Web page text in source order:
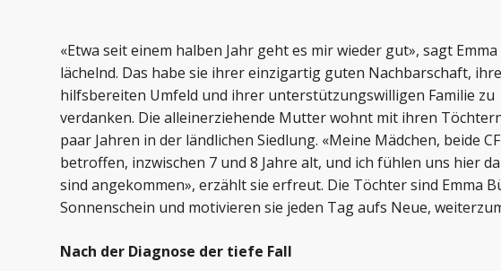
«Etwa seit einem halben Jahr geht es mir wieder gut», sagt
lächelnd. Das habe sie ihrer einzigartig guten Nachbarschaft,
hilfsbereiten Umfeld und ihrer unterstützungswilligen Familie zu
verdanken. Die alleinerziehende Mutter wohnt mit ihren
paar Jahren in der ländlichen Siedlung. «Meine Mädchen, beide
betroffen, inzwischen 7 und 8 Jahre alt, und ich fühlen uns hier
sind angekommen», erzählt sie erfreut. Die Töchter sind Emma
Sonnenschein und motivieren sie jeden Tag aufs Neue,
Nach der Diagnose der tiefe Fall